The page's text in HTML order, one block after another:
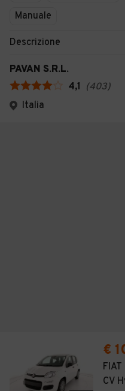
Manuale
Descrizione
PAVAN S.R.L.
4,1 (403)
Italia
€
CV